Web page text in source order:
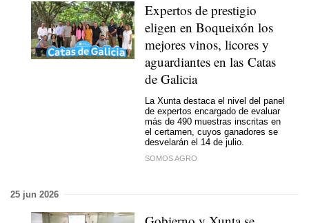
Expertos de prestigio
eligen en Boqueixón los
mejores vinos, licores y
aguardiantes en las Catas
de Galicia
La Xunta destaca el nivel del panel
de expertos encargado de evaluar
más de 490 muestras inscritas en
el certamen, cuyos ganadores se
desvelarán el 14 de julio.
SOMOS AGRO
25 jun 2026